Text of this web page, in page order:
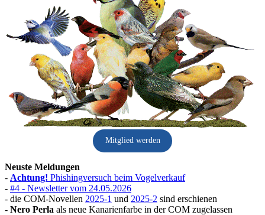
Mitglied werden
Neuste Meldungen
- Achtung! Phishingversuch beim Vogelverkauf
- #4 - Newsletter vom 24.05.2026
- die COM-Novellen 2025-1 und 2025-2 sind erschienen
- Nero Perla als neue Kanarienfarbe in der COM zugelassen